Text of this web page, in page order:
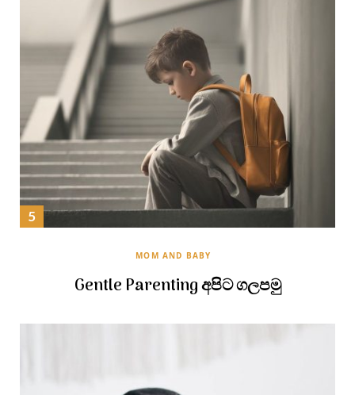
MOM AND BABY
Gentle Parenting අපිට ගලපමු